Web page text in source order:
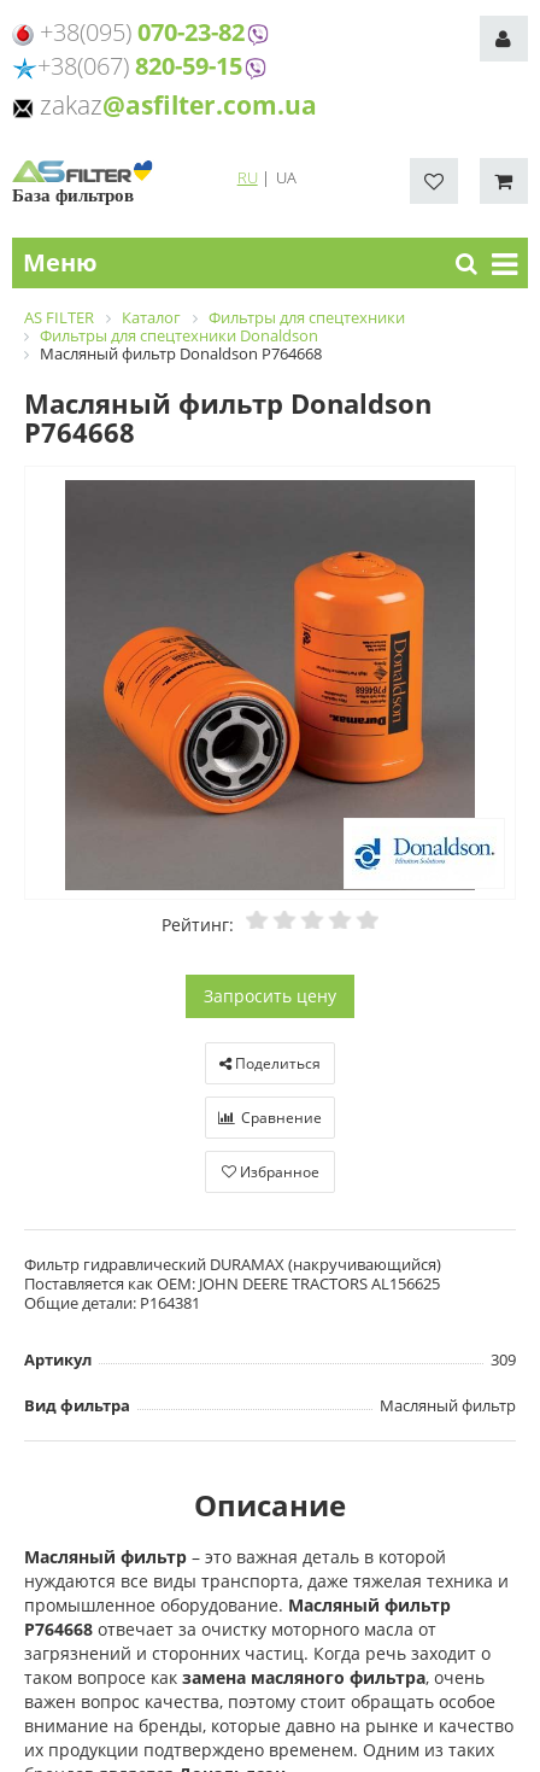
+38(095)070-23-82
+38(067)820-59-15
zakaz@asfilter.com.ua
База фильтров
RU| UA
Меню
AS FILTER Каталог
Фильтры для спецтехники
Фильтры для спецтехники Donaldson
Масляный фильтр Donaldson P764668
Масляный фильтр Donaldson
P764668
Рейтинг:
Запросить цену
Поделиться
Сравнение
Избранное
Фильтр гидравлический DURAMAX (накручивающийся)
Поставляется как OEM: JOHN DEERE TRACTORS AL156625
Общие детали: P164381
Артикул 309
Вид фильтра Масляный фильтр
Описание
Масляный фильтр – это важная деталь в которой
нуждаются все виды транспорта, даже тяжелая техника и
промышленное оборудование. Масляный фильтр
P764668 отвечает за очистку моторного масла от
загрязнений и сторонних частиц. Когда речь заходит о
таком вопросе как замена масляного фильтра, очень
важен вопрос качества, поэтому стоит обращать особое
внимание на бренды, которые давно на рынке и качество
их продукции подтверждено временем. Одним из таких